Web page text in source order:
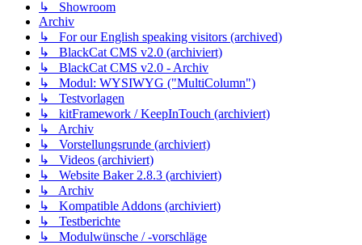
↳ Showroom
Archiv
↳ For our English speaking visitors (archived)
↳ BlackCat CMS v2.0 (archiviert)
↳ BlackCat CMS v2.0 - Archiv
↳ Modul: WYSIWYG ("MultiColumn")
↳ Testvorlagen
↳ kitFramework / KeepInTouch (archiviert)
↳ Archiv
↳ Vorstellungsrunde (archiviert)
↳ Videos (archiviert)
↳ Website Baker 2.8.3 (archiviert)
↳ Archiv
↳ Kompatible Addons (archiviert)
↳ Testberichte
↳ Modulwünsche / -vorschläge